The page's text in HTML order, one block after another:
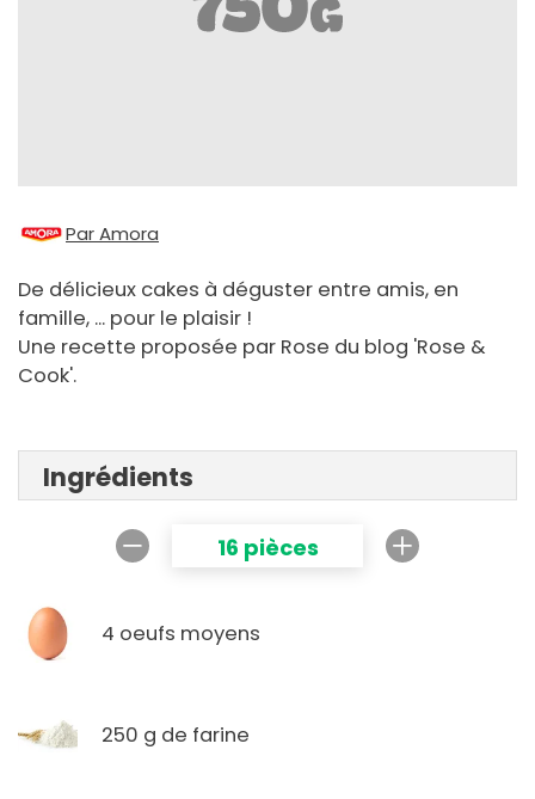
Par Amora
De délicieux cakes à déguster entre amis, en
famille, ... pour le plaisir !
Une recette proposée par Rose du blog 'Rose &
Cook'.
Ingrédients
16 pièces
4 oeufs moyens
250 g de farine